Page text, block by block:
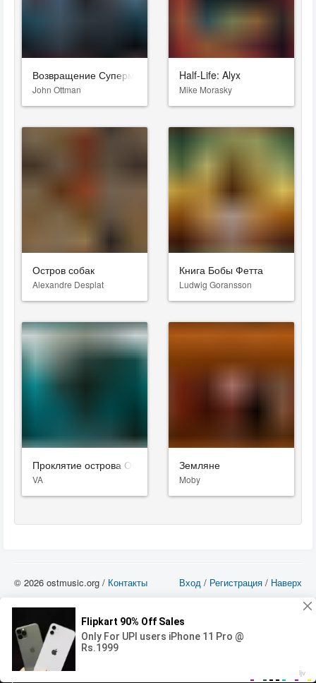
Error loading media: File could not be played 00:00
Возвращение Супермена
John Ottman
Half-Life: Alyx
Mike Morasky
Остров собак
Alexandre Desplat
Книга Бобы Фетта
Ludwig Goransson
Проклятие острова Оук
VA
Земляне
Moby
Вход / Регистрация / Наверх
© 2026 ostmusic.org / Контакты
можете использовать такие материалы только в том в случае, если
использование производится с ознакомительными целями - для прочих целей
вы должны приобрести лицензионную запись.